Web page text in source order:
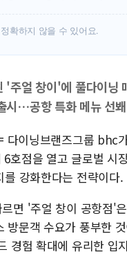
확하지 않을 수 있어요.
'주얼 창이'에 풀다이닝
시…공항 특화 메뉴 선봬
다이닝브랜즈그룹 bhc
점을 열고 글로벌 시
강화한다는 전략이다.
면 '주얼 창이 공항점'
방문객 수요가 풍부한
경험 확대에 유리한 입